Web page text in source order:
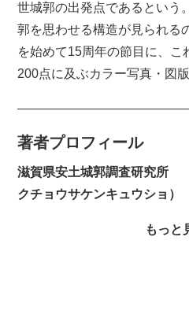
世城郭の出発点であるという
郭を思わせる構造が見られる
を始めて15周年の節目に、こ
200点に及ぶカラー写真・図版
著者プロフィール
滋賀県安土城郭調査研究所
クチョウサケンキュウショ）
もっと